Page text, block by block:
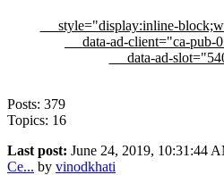
style="display:inline-
data-ad-client="ca-pub-
data-ad-
Posts: 379
Topics: 16
Last post: June 24, 2019, 10:31:44
Ce... by vinodkhati